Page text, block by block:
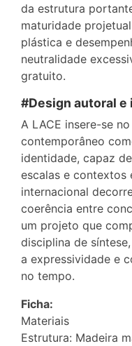
da estrutura
maturidade
plástica e
neutralidade
gratuito.
#Design autoral
A LACE insere-se
contemporâneo
identidade, capaz
escalas e contextos
internacional
coerência entre
um projeto que
disciplina de
a expressividade e
no tempo.
Ficha:
Materiais
Estrutura: Madeira